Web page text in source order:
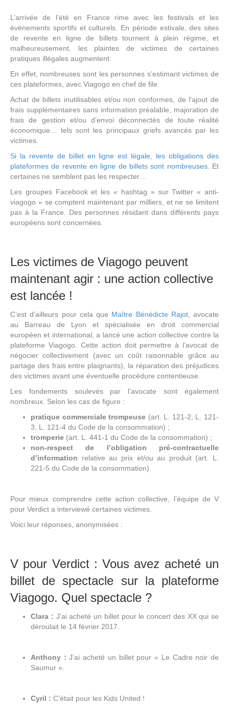
L’arrivée de l’été en France rime avec les festivals et les
événements sportifs et culturels. En période estivale, des sites
de revente en ligne de billets tournent à plein régime, et
malheureusement, les plaintes de victimes de certaines
pratiques illégales augmentent.
En effet, nombreuses sont les personnes s’estimant victimes de
ces plateformes, avec Viagogo en chef de file.
Achat de billets inutilisables et/ou non conformes, de l’ajout de
frais supplémentaires sans information préalable, majoration de
frais de gestion et/ou d’envoi déconnectés de toute réalité
économique… tels sont les principaux griefs avancés par les
victimes.
Si la revente de billet en ligne est légale, les obligations des
plateformes de revente en ligne de billets sont nombreuses.
Et
certaines ne semblent pas les respecter…
Les groupes Facebook et les « hashtag » sur Twitter « anti-
viagogo » se comptent maintenant par milliers, et ne se limitent
pas à la France. Des personnes résidant dans différents pays
européens sont concernées.
Les victimes de Viagogo peuvent
maintenant agir : une action collective
est lancée !
C’est d’ailleurs pour cela que Maître Bénédicte Rajot, avocate
au Barreau de Lyon et spécialisée en droit commercial
européen et international, a lancé une action collective contre la
plateforme Viagogo. Cette action doit permettre à l’avocat de
négocier collectivement (avec un coût raisonnable grâce au
partage des frais entre plaignants), la réparation des préjudices
des victimes avant une éventuelle procédure contentieuse.
Les fondements soulevés par l’avocate sont également
nombreux. Selon les cas de figure :
pratique commerciale trompeuse (art. L. 121-2, L. 121-
3, L. 121-4 du Code de la consommation) ;
tromperie (art. L. 441-1 du Code de la consommation) ;
non-respect de l’obligation pré-contractuelle
d’information relative au prix et/ou au produit (art. L.
221-5 du Code de la consommation).
Pour mieux comprendre cette action collective, l’équipe de V
pour Verdict a interviewé certaines victimes.
Voici leur réponses, anonymisées :
V pour Verdict : Vous avez acheté un
billet de spectacle sur la plateforme
Viagogo. Quel spectacle ?
Clara : J’ai acheté un billet pour le concert des XX qui se
déroulait le 14 février 2017.
Anthony : J’ai acheté un billet pour « Le Cadre noir de
Saumur ».
Cyril : C’était pour les Kids United !